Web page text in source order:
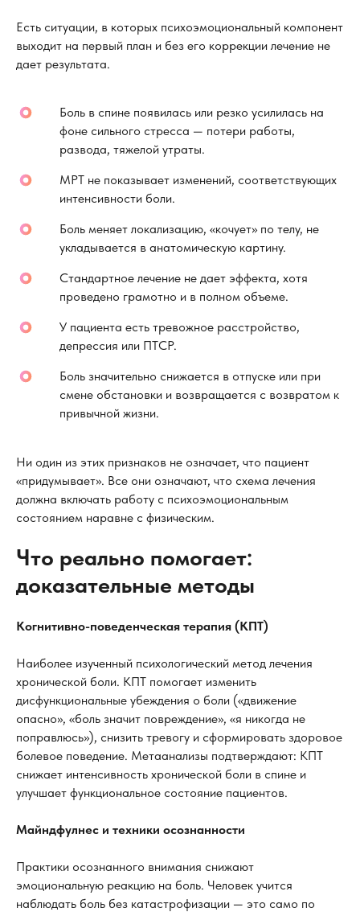
Есть ситуации, в которых психоэмоциональный компонент
выходит на первый план и без его коррекции лечение не
дает результата.
Боль в спине появилась или резко усилилась на
фоне сильного стресса — потери работы,
развода, тяжелой утраты.
МРТ не показывает изменений, соответствующих
интенсивности боли.
Боль меняет локализацию, «кочует» по телу, не
укладывается в анатомическую картину.
Стандартное лечение не дает эффекта, хотя
проведено грамотно и в полном объеме.
У пациента есть тревожное расстройство,
депрессия или ПТСР.
Боль значительно снижается в отпуске или при
смене обстановки и возвращается с возвратом к
привычной жизни.
Ни один из этих признаков не означает, что пациент
«придумывает». Все они означают, что схема лечения
должна включать работу с психоэмоциональным
состоянием наравне с физическим.
Что реально помогает:
доказательные методы
Когнитивно-поведенческая терапия (КПТ)
Наиболее изученный психологический метод лечения
хронической боли. КПТ помогает изменить
дисфункциональные убеждения о боли («движение
опасно», «боль значит повреждение», «я никогда не
поправлюсь»), снизить тревогу и сформировать здоровое
болевое поведение. Метаанализы подтверждают: КПТ
снижает интенсивность хронической боли в спине и
улучшает функциональное состояние пациентов.
Майндфулнес и техники осознанности
Практики осознанного внимания снижают
эмоциональную реакцию на боль. Человек учится
наблюдать боль без катастрофизации — это само по